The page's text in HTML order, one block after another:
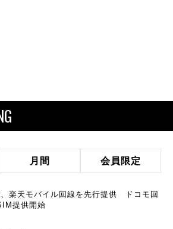
月間 会員限定
楽天モバイル回線を先行提供 ドコモ回
提供開始